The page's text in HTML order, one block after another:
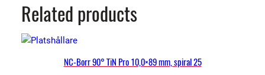
Related products
NC-Borr 90° TiN Pro 10,0×89 mm, spiral 25